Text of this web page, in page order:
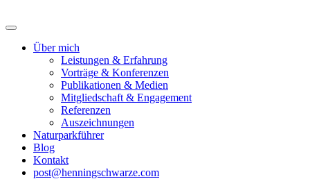
Über mich
Leistungen & Erfahrung
Vorträge & Konferenzen
Publikationen & Medien
Mitgliedschaft & Engagement
Referenzen
Auszeichnungen
Naturparkführer
Blog
Kontakt
post@henningschwarze.com